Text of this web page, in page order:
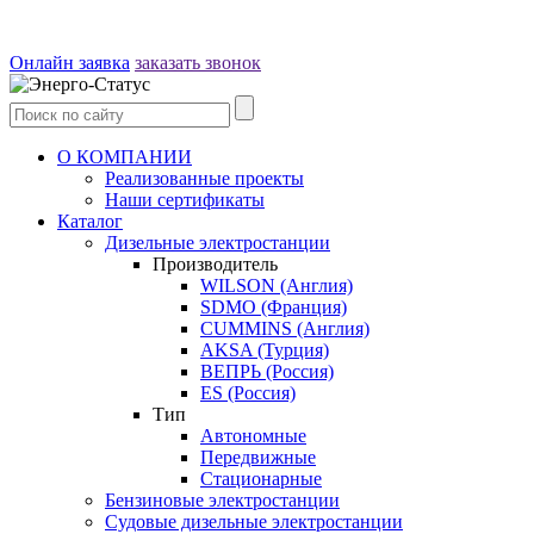
Онлайн заявка заказать звонок
О КОМПАНИИ
Реализованные проекты
Наши сертификаты
Каталог
Дизельные электростанции
Производитель
WILSON (Англия)
SDMO (Франция)
CUMMINS (Англия)
AKSA (Турция)
ВЕПРЬ (Россия)
ES (Россия)
Тип
Автономные
Передвижные
Стационарные
Бензиновые электростанции
Судовые дизельные электростанции